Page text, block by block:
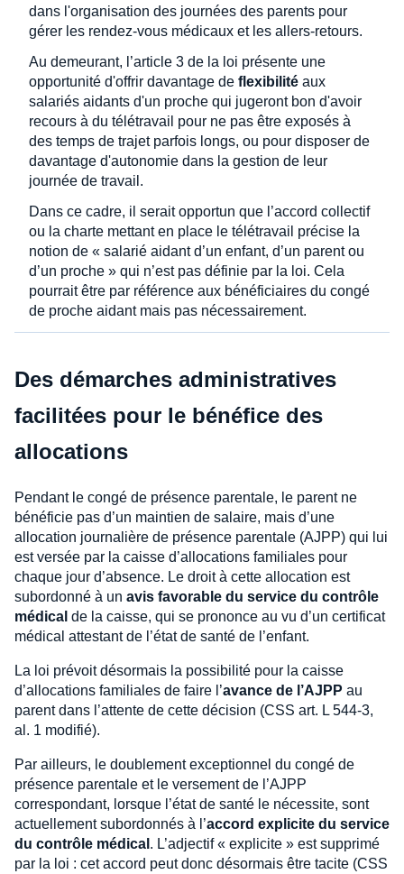
dans l'organisation des journées des parents pour
gérer les rendez-vous médicaux et les allers-retours.
Au demeurant, l’article 3 de la loi présente une
opportunité d'offrir davantage de flexibilité aux
salariés aidants d'un proche qui jugeront bon d'avoir
recours à du télétravail pour ne pas être exposés à
des temps de trajet parfois longs, ou pour disposer de
davantage d'autonomie dans la gestion de leur
journée de travail.
Dans ce cadre, il serait opportun que l’accord collectif
ou la charte mettant en place le télétravail précise la
notion de « salarié aidant d’un enfant, d’un parent ou
d’un proche » qui n’est pas définie par la loi. Cela
pourrait être par référence aux bénéficiaires du congé
de proche aidant mais pas nécessairement.
Des démarches administratives
facilitées pour le bénéfice des
allocations
Pendant le congé de présence parentale, le parent ne
bénéficie pas d’un maintien de salaire, mais d’une
allocation journalière de présence parentale (AJPP) qui lui
est versée par la caisse d’allocations familiales pour
chaque jour d’absence. Le droit à cette allocation est
subordonné à un avis favorable du service du contrôle
médical de la caisse, qui se prononce au vu d’un certificat
médical attestant de l’état de santé de l’enfant.
La loi prévoit désormais la possibilité pour la caisse
d’allocations familiales de faire l’avance de l’AJPP au
parent dans l’attente de cette décision (CSS art. L 544-3,
al. 1 modifié).
Par ailleurs, le doublement exceptionnel du congé de
présence parentale et le versement de l’AJPP
correspondant, lorsque l’état de santé le nécessite, sont
actuellement subordonnés à l’accord explicite du service
du contrôle médical . L’adjectif « explicite » est supprimé
par la loi : cet accord peut donc désormais être tacite (CSS